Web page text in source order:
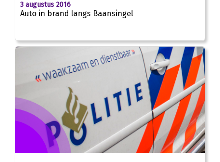
3 augustus 2016
Auto in brand langs Baansingel